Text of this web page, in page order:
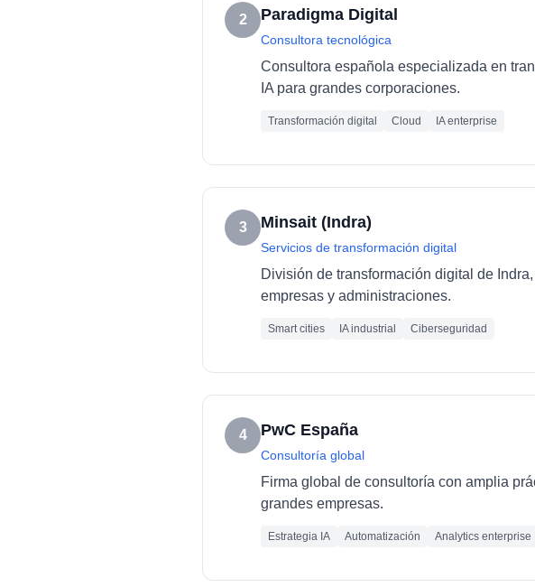
2 Paradigma Digital
Consultora tecnológica
Consultora española especializada en
IA para grandes corporaciones.
Transformación digital Cloud IA enterprise
3 Minsait (Indra)
Servicios de transformación digital
División de transformación digital de
empresas y administraciones.
Smart cities IA industrial Ciberseguridad
4 PwC España
Consultoría global
Firma global de consultoría con amplia
grandes empresas.
Estrategia IA Automatización Analytics enterprise